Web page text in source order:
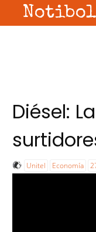
Notibol
Diésel:
Unitel Economía